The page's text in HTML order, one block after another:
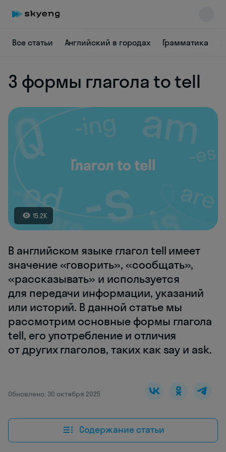
Все статьи Английский в городах Грамматика
3 формы глагола to tell
15.2K
В английском языке глагол tell имеет
значение «говорить», «сообщать»,
«рассказывать» и используется
для передачи информации, указаний
или историй. В данной статье мы
рассмотрим основные формы глагола
tell, его употребление и отличия
от других глаголов, таких как say и ask.
Обновлено: 30 октября 2025
Содержание статьи
Skyeng Chat
online